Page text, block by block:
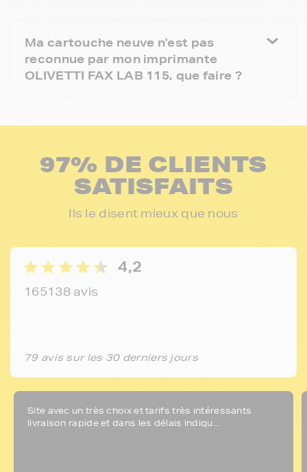
Ma cartouche neuve n'est pas
reconnue par mon imprimante
OLIVETTI FAX LAB 115, que faire ?
97% DE CLIENTS
SATISFAITS
Ils le disent mieux que nous
4,2
165138 avis
79 avis sur les 30 derniers jours
Site avec un très choix et tarifs très intéressants
livraison rapide et dans les délais indiqu...